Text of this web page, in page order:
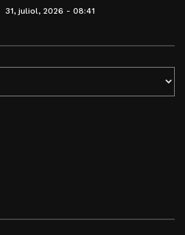
31, juliol, 2026 - 08:41